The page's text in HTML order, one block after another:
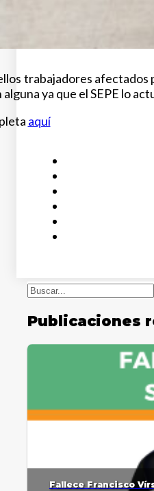
trabajadores
ya que el SEPE lo
aquí
Buscar
Publicaciones
Fallece Francisco